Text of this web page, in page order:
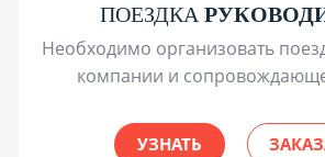
ПОЕЗДКА
Необходимо организовать
компании и
УЗНАТЬ